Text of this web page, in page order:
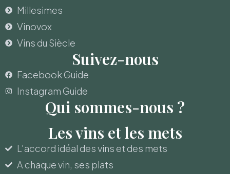
Millesimes
Vinovox
Vins du Siècle
Suivez-nous
Facebook Guide
Instagram Guide
Qui sommes-nous ?
Les vins et les mets
L'accord idéal des vins et des mets
A chaque vin, ses plats